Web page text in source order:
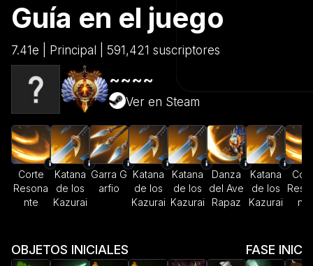
Guía en el juego
7.41e | Principal | 591,421 suscriptores
~~~~
Ver en Steam
Corte
Resona
nte
Katana
de los
Kazurai
Garra G
arfio
Katana
de los
Kazurai
Katana
de los
Kazurai
Danza
del Ave
Rapaz
Katana
de los
Kazurai
nte
OBJETOS INICIALES FASE